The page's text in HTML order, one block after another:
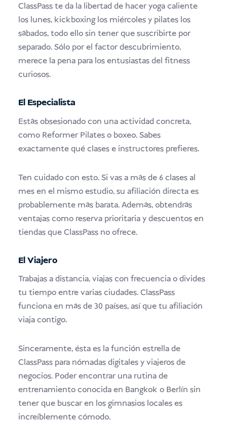
ClassPass te da la libertad de hacer yoga caliente
los lunes, kickboxing los miércoles y pilates los
sábados, todo ello sin tener que suscribirte por
separado. Sólo por el factor descubrimiento,
merece la pena para los entusiastas del fitness
curiosos.
El Especialista
Estás obsesionado con una actividad concreta,
como Reformer Pilates o boxeo. Sabes
exactamente qué clases e instructores prefieres.
Ten cuidado con esto. Si vas a más de 6 clases al
mes en el mismo estudio, su afiliación directa es
probablemente más barata. Además, obtendrás
ventajas como reserva prioritaria y descuentos en
tiendas que ClassPass no ofrece.
El Viajero
Trabajas a distancia, viajas con frecuencia o divides
tu tiempo entre varias ciudades. ClassPass
funciona en más de 30 países, así que tu afiliación
viaja contigo.
Sinceramente, ésta es la función estrella de
ClassPass para nómadas digitales y viajeros de
negocios. Poder encontrar una rutina de
entrenamiento conocida en Bangkok o Berlín sin
tener que buscar en los gimnasios locales es
increíblemente cómodo.